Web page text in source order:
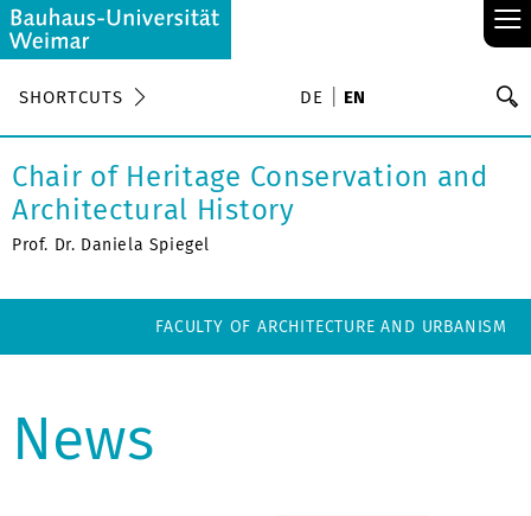
≡
SHORTCUTS DE EN
Chair of Heritage Conservation and
Architectural History
Prof. Dr. Daniela Spiegel
FACULTY OF ARCHITECTURE AND URBANISM
News